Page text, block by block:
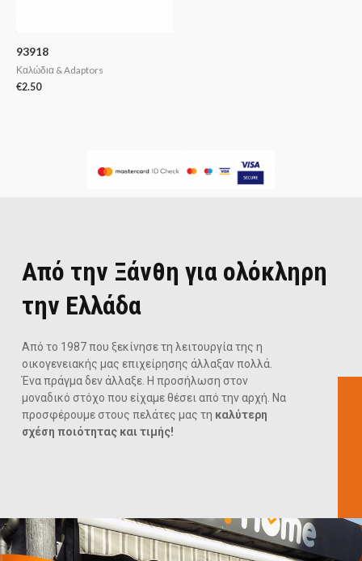
93918
Καλώδια & Adaptors
€2.50
Από την Ξάνθη για ολόκληρη
την Ελλάδα
Από το 1987 που ξεκίνησε τη λειτουργία της η
οικογενειακής μας επιχείρησης άλλαξαν πολλά.
Ένα πράγμα δεν άλλαξε. Η προσήλωση στον
μοναδικό στόχο που είχαμε θέσει από την αρχή. Να
προσφέρουμε στους πελάτες μας τη καλύτερη
σχέση ποιότητας και τιμής!